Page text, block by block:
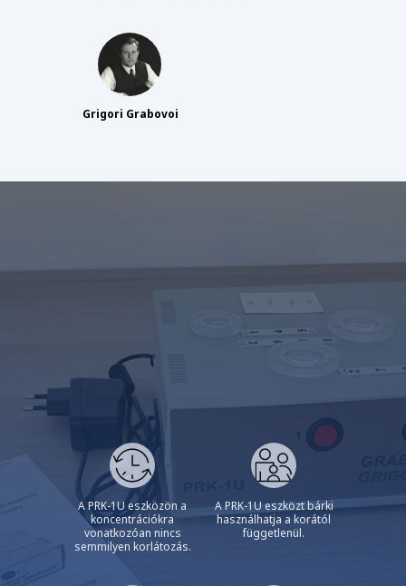
Grigori Grabovoi
A PRK-1U eszközön a
koncentrációkra
vonatkozóan nincs
semmilyen korlátozás.
A PRK-1U eszközt bárki
használhatja a korától
függetlenül.